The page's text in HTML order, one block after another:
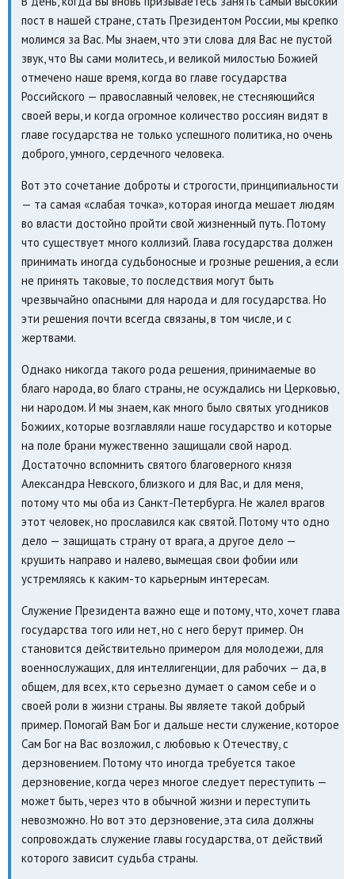
пост в нашей стране, стать Президентом России, мы крепко
молимся за Вас. Мы знаем, что эти слова для Вас не пустой
звук, что Вы сами молитесь, и великой милостью Божией
отмечено наше время, когда во главе государства
Российского — православный человек, не стесняющийся
своей веры, и когда огромное количество россиян видят в
главе государства не только успешного политика, но очень
доброго, умного, сердечного человека.
Вот это сочетание доброты и строгости, принципиальности
— та самая «слабая точка», которая иногда мешает людям
во власти достойно пройти свой жизненный путь. Потому
что существует много коллизий. Глава государства должен
принимать иногда судьбоносные и грозные решения, а если
не принять таковые, то последствия могут быть
чрезвычайно опасными для народа и для государства. Но
эти решения почти всегда связаны, в том числе, и с
жертвами.
Однако никогда такого рода решения, принимаемые во
благо народа, во благо страны, не осуждались ни Церковью,
ни народом. И мы знаем, как много было святых угодников
Божиих, которые возглавляли наше государство и которые
на поле брани мужественно защищали свой народ.
Достаточно вспомнить святого благоверного князя
Александра Невского, близкого и для Вас, и для меня,
потому что мы оба из Санкт-Петербурга. Не жалел врагов
этот человек, но прославился как святой. Потому что одно
дело — защищать страну от врага, а другое дело —
крушить направо и налево, вымещая свои фобии или
устремляясь к каким-то карьерным интересам.
Служение Президента важно еще и потому, что, хочет глава
государства того или нет, но с него берут пример. Он
становится действительно примером для молодежи, для
военнослужащих, для интеллигенции, для рабочих — да, в
общем, для всех, кто серьезно думает о самом себе и о
своей роли в жизни страны. Вы являете такой добрый
пример. Помогай Вам Бог и дальше нести служение, которое
Сам Бог на Вас возложил, с любовью к Отечеству, с
дерзновением. Потому что иногда требуется такое
дерзновение, когда через многое следует переступить —
может быть, через что в обычной жизни и переступить
невозможно. Но вот это дерзновение, эта сила должны
сопровождать служение главы государства, от действий
которого зависит судьба страны.